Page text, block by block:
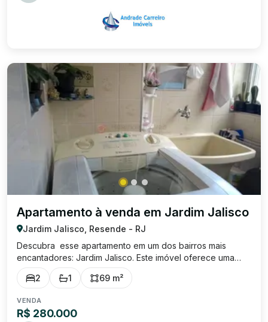
Apartamento à venda em Jardim Jalisco
Jardim Jalisco, Resende - RJ
Descubra esse apartamento em um dos bairros mais
encantadores: Jardim Jalisco. Este imóvel oferece uma
área construída de 69,09 m² , proporcionando
praticidade devido a sua excelente localização, perto de
2 1 69 m²
VENDA
R$ 280.000